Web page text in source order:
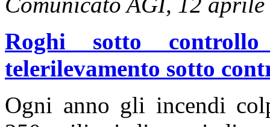
Roghi sotto
telerilevamento sotto
Ogni anno gli incendi